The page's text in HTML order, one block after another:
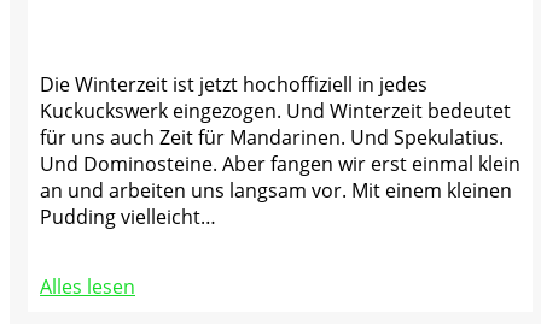
Die Winterzeit ist jetzt hochoffiziell in jedes
Kuckuckswerk eingezogen. Und Winterzeit bedeutet
für uns auch Zeit für Mandarinen. Und Spekulatius.
Und Dominosteine. Aber fangen wir erst einmal klein
an und arbeiten uns langsam vor. Mit einem kleinen
Pudding vielleicht…
Alles lesen